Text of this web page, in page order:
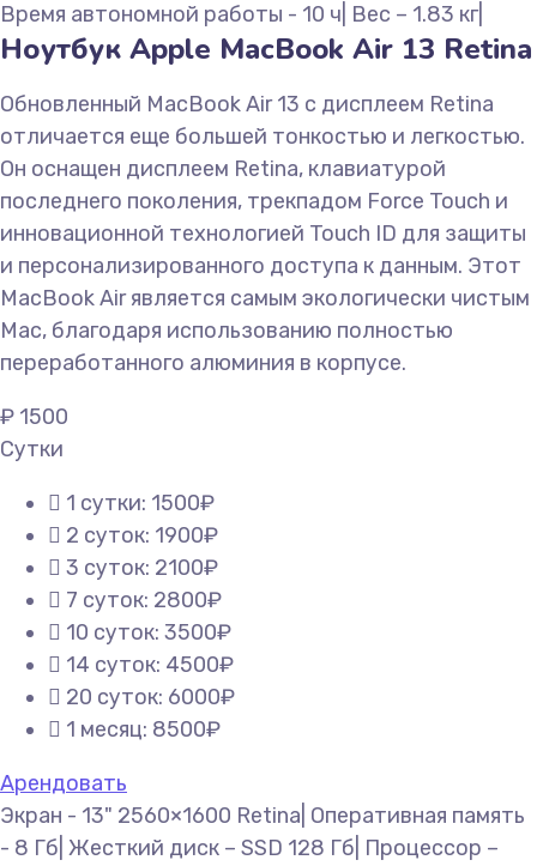
Время автономной работы - 10 ч| Вес – 1.83 кг|
Ноутбук Apple MacBook Air 13 Retina
Обновленный MacBook Air 13 с дисплеем Retina
отличается еще большей тонкостью и легкостью.
Он оснащен дисплеем Retina, клавиатурой
последнего поколения, трекпадом Force Touch и
инновационной технологией Touch ID для защиты
и персонализированного доступа к данным. Этот
MacBook Air является самым экологически чистым
Mac, благодаря использованию полностью
переработанного алюминия в корпусе.
₽ 1500
Сутки
1 сутки: 1500₽
2 суток: 1900₽
3 суток: 2100₽
7 суток: 2800₽
10 суток: 3500₽
14 суток: 4500₽
20 суток: 6000₽
1 месяц: 8500₽
Арендовать
Экран - 13" 2560×1600 Retina| Оперативная память
- 8 Гб| Жесткий диск – SSD 128 Гб| Процессор –